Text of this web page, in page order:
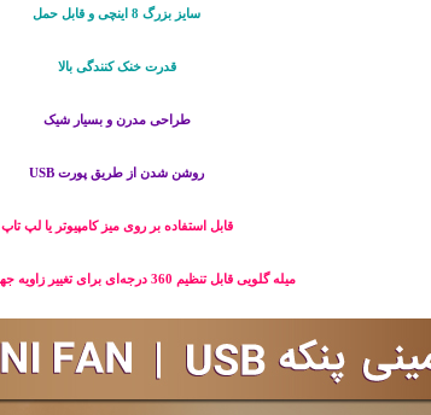
سایز بزرگ 8 اینچی و قابل حمل
قدرت خنک کنندگی بالا
طراحی مدرن و بسیار شیک
روشن شدن از طریق پورت USB
قابل استفاده بر روی میز کامپیوتر یا لپ تاپ
میله گلویی قابل تنظیم 360 درجه‌ای برای تغییر زاویه جهت وزش باد